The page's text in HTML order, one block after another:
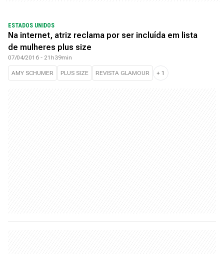
ESTADOS UNIDOS
Na internet, atriz reclama por ser incluída em lista
de mulheres plus size
07/04/2016 - 21h39min
AMY SCHUMER PLUS SIZE REVISTA GLAMOUR + 1